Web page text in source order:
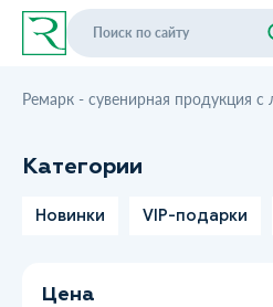
Ремарк - сувенирная продукция с
Категории
Новинки VIP-подарки
Цена